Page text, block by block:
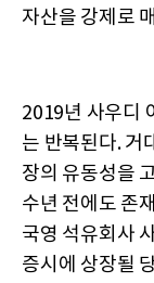
자산을 강제로
2019년 사우디
는 반복된다. 거
장의 유동성을
수년 전에도 존
국영 석유회사
증시에 상장될